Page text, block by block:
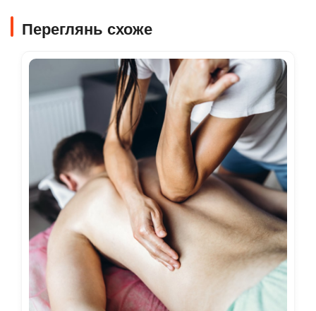
Переглянь схоже